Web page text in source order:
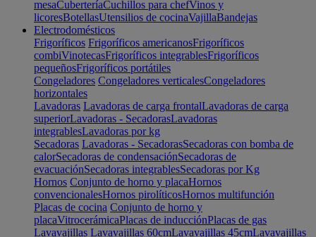
mesaCuberteríaCuchillos para chefVinos y
licoresBotellasUtensilios de cocinaVajillaBandejas
Electrodomésticos
Frigoríficos Frigoríficos americanosFrigoríficos
combiVinotecasFrigoríficos integrablesFrigoríficos
pequeñosFrigoríficos portátiles
Congeladores Congeladores verticalesCongeladores
horizontales
Lavadoras Lavadoras de carga frontalLavadoras de carga
superiorLavadoras - SecadorasLavadoras
integrablesLavadoras por kg
Secadoras Lavadoras - SecadorasSecadoras con bomba de
calorSecadoras de condensaciónSecadoras de
evacuaciónSecadoras integrablesSecadoras por Kg
Hornos Conjunto de horno y placaHornos
convencionalesHornos pirolíticosHornos multifunción
Placas de cocina Conjunto de horno y
placaVitrocerámicaPlacas de inducciónPlacas de gas
Lavavajillas Lavavajillas 60cmLavavajillas 45cmLavavajillas